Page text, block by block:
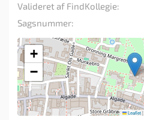
Valideret af FindKollegie:
Sagsnummer:
+
−
Leaflet|